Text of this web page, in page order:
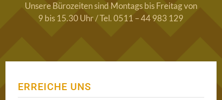
Unsere Bürozeiten sind Montags bis Freitag von
9 bis 15.30 Uhr / Tel. 0511 – 44 983 129
ERREICHE UNS